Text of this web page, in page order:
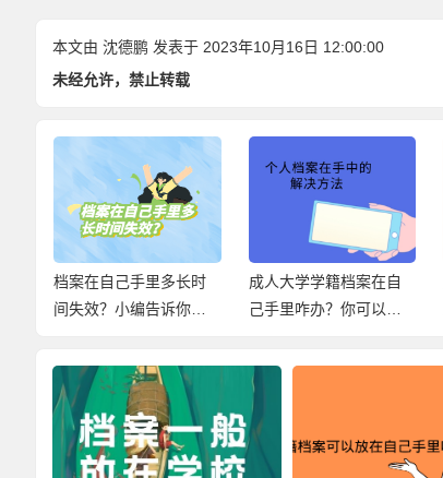
本文由 沈德鹏 发表于 2023年10月16日 12:00:00
未经允许，禁止转载
档案在自己手里多长时
间失效？小编告诉你关
科信息！
成人大学学籍档案在自
己手里咋办？你可以这